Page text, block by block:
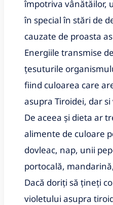
împotriva vânătăilor,
în special în stări de
cauzate de proasta
Energiile transmise
țesuturile
fiind culoarea care
asupra Tiroidei, dar
De aceea și dieta ar
alimente de culoare
dovleac, nap, unii
portocală,
Dacă doriți să țineți
violetului asupra